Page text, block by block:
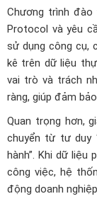
Chương trình đào
Protocol và yêu
sử dụng công cụ,
kê trên dữ liệu
vai trò và trách
ràng, giúp đảm
Quan trọng hơn,
chuyển từ tư duy
hành”. Khi dữ
công việc, hệ
động doanh